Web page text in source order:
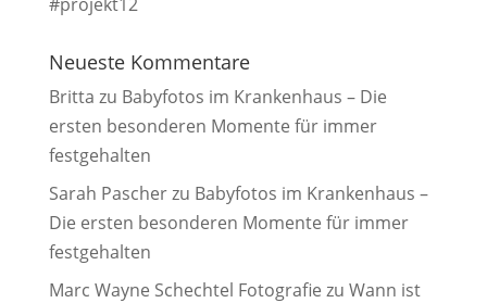
Neueste Kommentare
Britta zu Babyfotos im Krankenhaus – Die
ersten besonderen Momente für immer
festgehalten
Sarah Pascherzu Babyfotos im Krankenhaus –
Die ersten besonderen Momente für immer
festgehalten
Marc Wayne Schechtel Fotografie zu Wann ist